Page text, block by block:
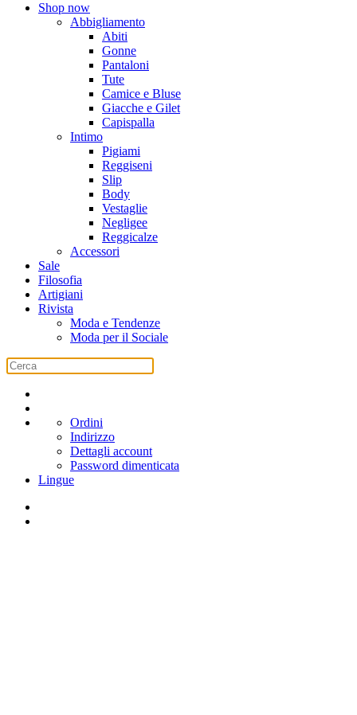
Shop now
Abbigliamento
Abiti
Gonne
Pantaloni
Tute
Camice e Bluse
Giacche e Gilet
Capispalla
Intimo
Pigiami
Reggiseni
Slip
Body
Vestaglie
Negligee
Reggicalze
Accessori
Sale
Filosofia
Artigiani
Rivista
Moda e Tendenze
Moda per il Sociale
Ordini
Indirizzo
Dettagli account
Password dimenticata
Lingue